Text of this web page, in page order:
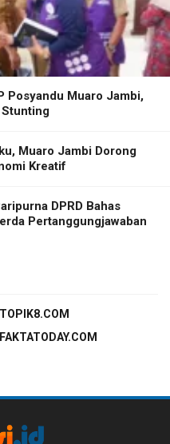
Posyandu Muaro Jambi,
Stunting
Muaro Jambi Dorong
Kreatif
DPRD Bahas
Pertanggungjawaban
TOPIK8.COM
FAKTATODAY.COM